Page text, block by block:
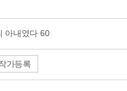
아내였다 60
가등록